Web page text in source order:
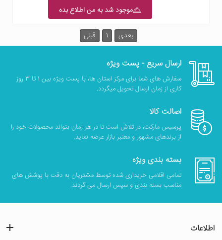
موجود شد به من اطلاع بده
قبلی 1 بعدی
ارسال سریع - پست ویژه
سفارش های شما برای مرکز استان ها، با پست ویژه بین 1 تا 3 روز
کاری از زمان ارسال تحویل میگردد.
اصالت کالا
پرسیس مارکت، در تلاش است تا در هر زمان بتواند محصولات خود را
از برندهای مشهور و معتبر بازار عرضه نماید.
بسته بندی ویژه
تمامی اقلامی خریداری شده توسط مشتریان به دقت با پوشش های
مناسب بسته بندی و سپس ارسال می گردند.
اطلاعات